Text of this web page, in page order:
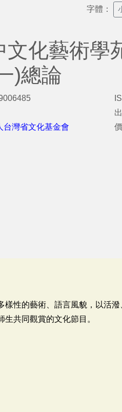
字體：
文化藝術學
)總論
台灣省文化基金會
性的藝術、語言風貌，以活
共同觀賞的文化節目。